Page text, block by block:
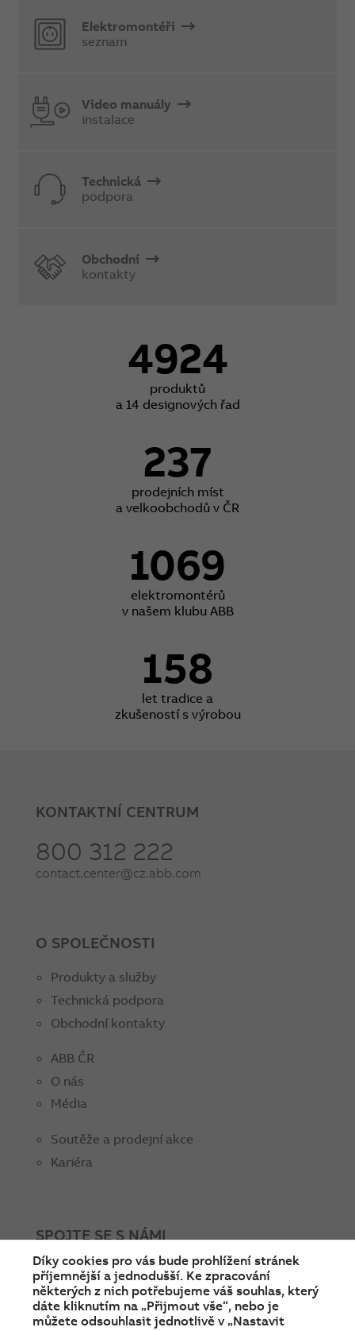
Elektromontéři
seznam
Video manuály
instalace
Technická
podpora
Obchodní
kontakty
4924
produktů
a 14 designových řad
237
prodejních míst
a velkoobchodů v ČR
1069
elektromontérů
v našem klubu ABB
158
let tradice a
zkušeností s výrobou
KONTAKTNÍ CENTRUM
800 312 222
contact.center@cz.abb.com
O SPOLEČNOSTI
Produkty a služby
Technická podpora
Obchodní kontakty
ABB ČR
O nás
Média
Soutěže a prodejní akce
Kariéra
SPOJTE SE S NÁMI
facebookinstagramLinkedintwitteryoutube
Díky cookies pro vás bude prohlížení stránek
příjemnější a jednodušší. Ke zpracování
některých z nich potřebujeme váš souhlas, který
dáte kliknutím na „Přijmout vše“, nebo je
můžete odsouhlasit jednotlivě v „Nastavit